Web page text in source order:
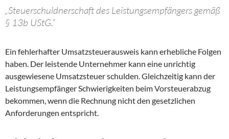
„Steuerschuldnerschaft des Leistungsempfängers gemäß
§ 13b UStG.“
Ein fehlerhafter Umsatzsteuerausweis kann erhebliche Folgen
haben. Der leistende Unternehmer kann eine unrichtig
ausgewiesene Umsatzsteuer schulden. Gleichzeitig kann der
Leistungsempfänger Schwierigkeiten beim Vorsteuerabzug
bekommen, wenn die Rechnung nicht den gesetzlichen
Anforderungen entspricht.